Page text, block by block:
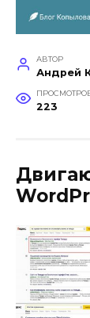
АВТОР
Андрей
223